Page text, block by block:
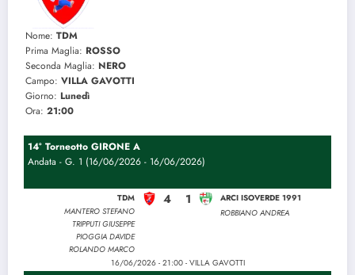
Nome: TDM
Prima Maglia: ROSSO
Seconda Maglia: NERO
Campo: VILLA GAVOTTI
Giorno: Lunedì
Ora: 21:00
14° Torneotto GIRONE A
Andata - G. 1 (16/06/2026 - 16/06/2026)
TDM
MANTERO STEFANO
TRIPPUTI GIUSEPPE
PIOGGIA DAVIDE
ROLANDO MARCO
4 1
ARCI ISOVERDE 1991
ROBBIANO ANDREA
16/06/2026 - 21:00 - VILLA GAVOTTI